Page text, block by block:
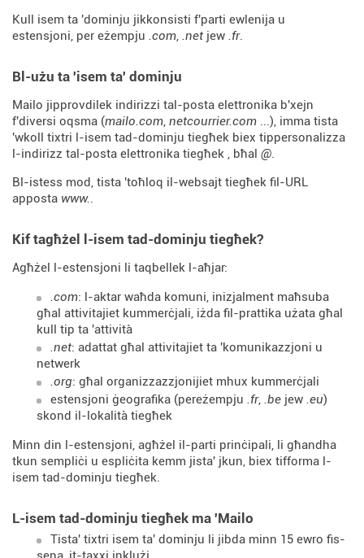
Kull isem ta 'dominju jikkonsisti f'parti ewlenija u
estensjoni, per eżempju .com, .net jew .fr.
Bl-użu ta 'isem ta' dominju
Mailo jipprovdilek indirizzi tal-posta elettronika b'xejn
f'diversi oqsma (mailo.com, netcourrier.com ...), imma tista
'wkoll tixtri l-isem tad-dominju tiegħek biex tippersonalizza
l-indirizz tal-posta elettronika tiegħek , bħal @.
Bl-istess mod, tista 'toħloq il-websajt tiegħek fil-URL
apposta www..
Kif tagħżel l-isem tad-dominju tiegħek?
Agħżel l-estensjoni li taqbellek l-aħjar:
.com: l-aktar waħda komuni, inizjalment maħsuba
għal attivitajiet kummerċjali, iżda fil-prattika użata għal
kull tip ta 'attività
.net: adattat għal attivitajiet ta 'komunikazzjoni u
netwerk
.org: għal organizzazzjonijiet mhux kummerċjali
estensjoni ġeografika (pereżempju .fr, .be jew .eu)
skond il-lokalità tiegħek
Minn din l-estensjoni, agħżel il-parti prinċipali, li għandha
tkun sempliċi u espliċita kemm jista' jkun, biex tifforma l-
isem tad-dominju tiegħek.
L-isem tad-dominju tiegħek ma 'Mailo
Tista' tixtri isem ta' dominju li jibda minn 15 ewro fis-